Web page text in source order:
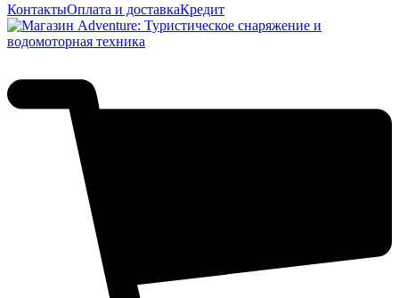
КонтактыОплата и доставкаКредит